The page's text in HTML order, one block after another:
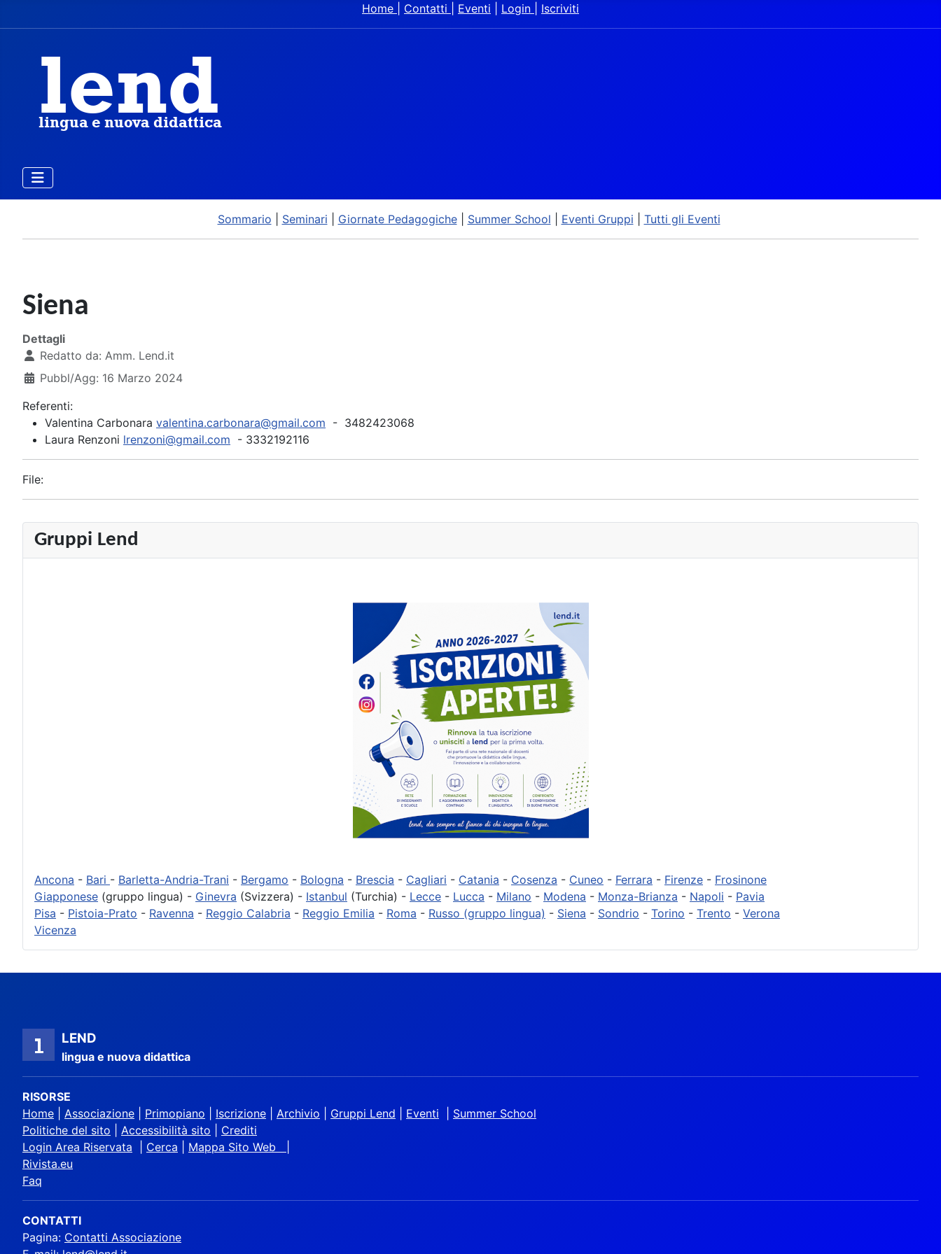
Home Contatti Eventi Login Iscriviti
Gruppi Lend
Ancona - Bari - Barletta-Andria-Trani - Bergamo - Bologna - Brescia - Cagliari - Catania - Cosenza - Cuneo - Ferrara - Firenze - Frosinone
Giapponese (gruppo lingua) - Ginevra (Svizzera) - Istanbul (Turchia) - Lecce - Lucca - Milano - Modena - Monza-Brianza - Napoli - Pavia
Pisa - Pistoia-Prato - Ravenna - Reggio Calabria - Reggio Emilia - Roma - Russo (gruppo lingua) - Siena - Sondrio - Torino - Trento - Verona
Vicenza
Sommario Seminari Giornate Pedagogiche| Summer School Eventi Gruppi Tutti gli Eventi
Siena
Dettagli
Redatto da: Amm. Lend.it
Pubbl/Agg: 16 Marzo 2024
Referenti:
Valentina Carbonara valentina.carbonara@gmail.com - 3482423068
Laura Renzoni lrenzoni@gmail.com - 3332192116
File:
LEND
lingua e nuova didattica
RISORSE
Home
Associazione Primopiano Iscrizione Archivio Gruppi Lend Eventi
Summer School
Politiche del sito
Accessibilità sito
Crediti
Login Area Riservata
Cerca
Mappa Sito Web |
Rivista.eu
Faq
CONTATTI
Pagina: Contatti Associazione